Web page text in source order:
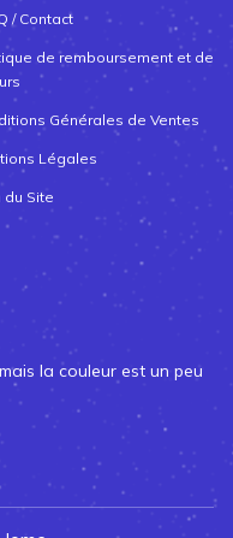
/ Contact
de remboursement et de
Générales de Ventes
Légales
du Site
la couleur est un peu